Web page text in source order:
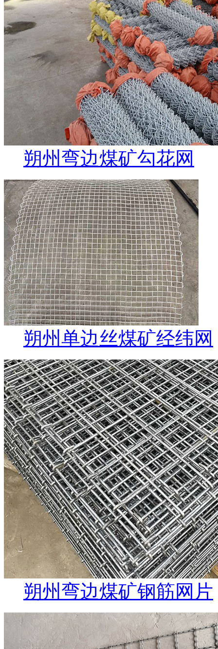
朔州弯边煤矿勾花网
朔州单边丝煤矿经纬网
朔州弯边煤矿钢筋网片